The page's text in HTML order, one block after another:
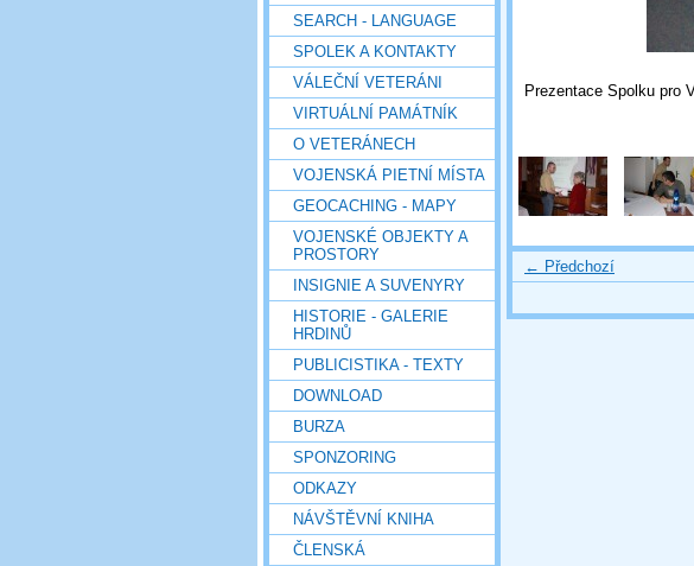
SEARCH - LANGUAGE
SPOLEK A KONTAKTY
VÁLEČNÍ VETERÁNI
VIRTUÁLNÍ PAMÁTNÍK
O VETERÁNECH
VOJENSKÁ PIETNÍ MÍSTA
GEOCACHING - MAPY
VOJENSKÉ OBJEKTY A
PROSTORY
INSIGNIE A SUVENYRY
HISTORIE - GALERIE
HRDINŮ
PUBLICISTIKA - TEXTY
DOWNLOAD
BURZA
SPONZORING
ODKAZY
NÁVŠTĚVNÍ KNIHA
ČLENSKÁ
Prezentace Spolku pro
← Předchozí